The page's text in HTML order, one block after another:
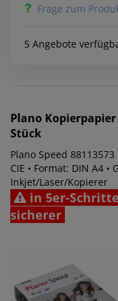
Frage zum
5 Angebote
Plano Kopierpapier
Stück
Plano Speed
CIE • Format: DIN A4
Inkjet/Laser/Kopierer
in 5er-
sicherer